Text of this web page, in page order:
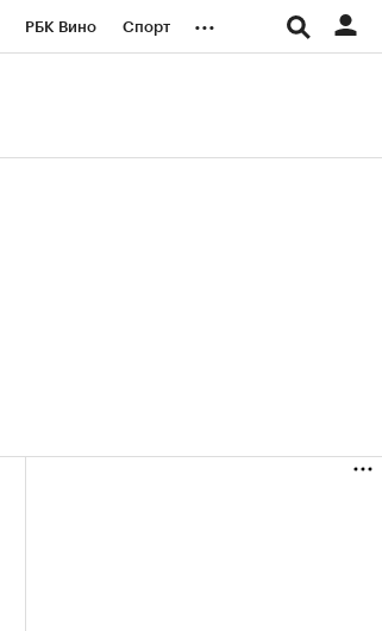
РБК Вино Спорт ...